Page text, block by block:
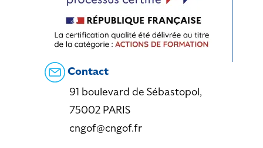
Contact
91 boulevard de Sébastopol,
75002 PARIS
cngof@cngof.fr